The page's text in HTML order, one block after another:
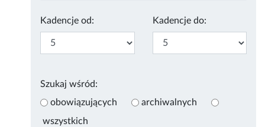
Kadencje od: Kadencje do:
Szukaj wśród:
obowiązujących
archiwalnych
wszystkich